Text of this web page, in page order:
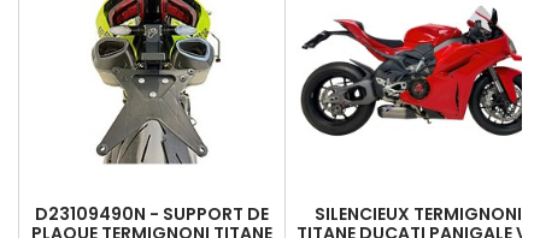
D23109490N - SUPPORT DE
SILENCIEUX TERMIGNONI